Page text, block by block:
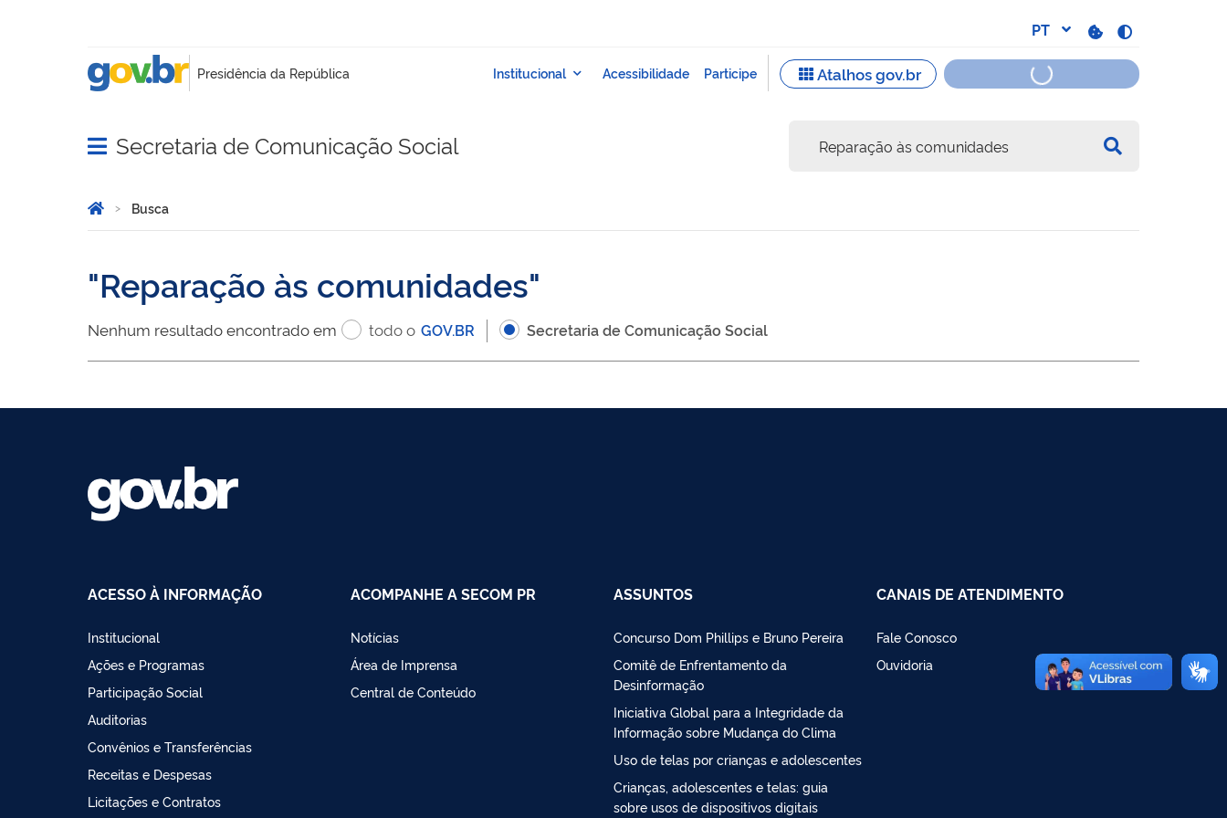
Abrir menu principal de navegação
Secretaria de Comunicação Social
Você está aqui:
Página Inicial
Busca
Reparação às comunidades
Nenhum resultado encontrado em todo o GOV.BR Secretaria de Comunicação Social
ACESSO À INFORMAÇÃO
Institucional
Ações e Programas
Participação Social
Auditorias
Convênios e Transferências
Receitas e Despesas
Licitações e Contratos
ACOMPANHE A SECOM PR
Notícias
Área de Imprensa
Central de Conteúdo
ASSUNTOS
Concurso Dom Phillips e Bruno Pereira
Comitê de Enfrentamento da
Desinformação
Iniciativa Global para a Integridade da
Informação sobre Mudança do Clima
Uso de telas por crianças e adolescentes
Crianças, adolescentes e telas: guia
sobre usos de dispositivos digitais
CANAIS DE ATENDIMENTO
Fale Conosco
Ouvidoria